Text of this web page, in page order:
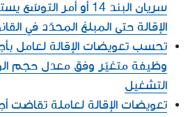
سريان البند 14 أو أمر
الإقالة حتى المبلغ المحدّد في
تحسب تعويضات الإقالة لعامل
وظيفة متغيّر وفق معدل حجم
التشغيل
تعويضات الإقالة لعاملة تقاضت